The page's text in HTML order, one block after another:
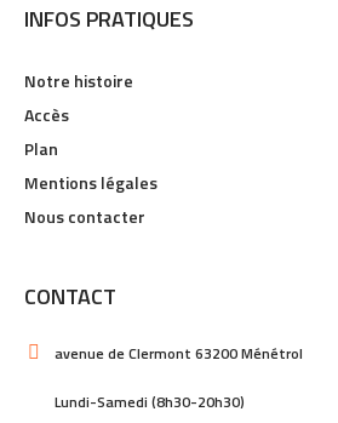
INFOS PRATIQUES
Notre histoire
Accès
Plan
Mentions légales
Nous contacter
CONTACT
avenue de Clermont 63200 Ménétrol
Lundi-Samedi (8h30-20h30)